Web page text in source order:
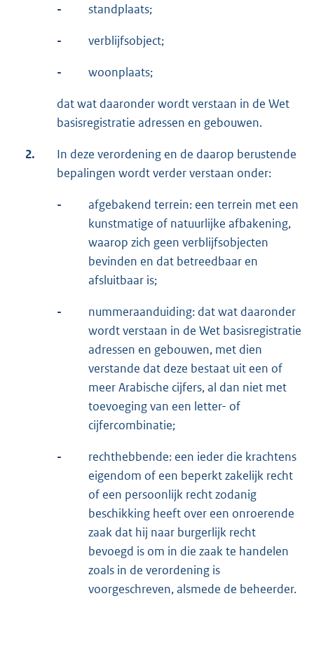
- standplaats;
- verblijfsobject;
- woonplaats;
dat wat daaronder wordt verstaan in de Wet
basisregistratie adressen en gebouwen.
2.
In deze verordening en de daarop berustende
bepalingen wordt verder verstaan onder:
-
afgebakend terrein: een terrein met een
kunstmatige of natuurlijke afbakening,
waarop zich geen verblijfsobjecten
bevinden en dat betreedbaar en
afsluitbaar is;
-
nummeraanduiding: dat wat daaronder
wordt verstaan in de Wet basisregistratie
adressen en gebouwen, met dien
verstande dat deze bestaat uit een of
meer Arabische cijfers, al dan niet met
toevoeging van een letter- of
cijfercombinatie;
-
rechthebbende: een ieder die krachtens
eigendom of een beperkt zakelijk recht
of een persoonlijk recht zodanig
beschikking heeft over een onroerende
zaak dat hij naar burgerlijk recht
bevoegd is om in die zaak te handelen
zoals in de verordening is
voorgeschreven, alsmede de beheerder.